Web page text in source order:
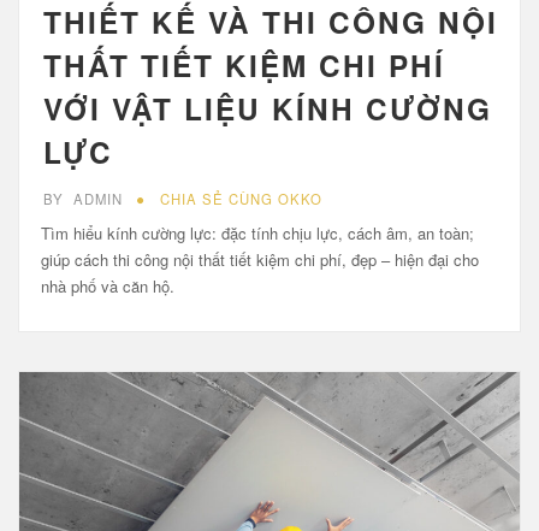
THIẾT KẾ VÀ THI CÔNG NỘI
THẤT TIẾT KIỆM CHI PHÍ
VỚI VẬT LIỆU KÍNH CƯỜNG
LỰC
BY ADMIN CHIA SẺ CÙNG OKKO
Tìm hiểu kính cường lực: đặc tính chịu lực, cách âm, an toàn;
giúp cách thi công nội thất tiết kiệm chi phí, đẹp – hiện đại cho
nhà phố và căn hộ.